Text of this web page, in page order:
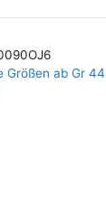
Größen ab Gr 44